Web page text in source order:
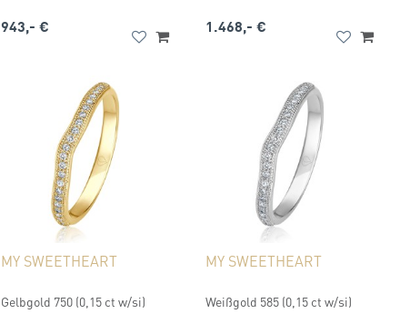
943,- € 1.468,- €
MY SWEETHEART
Gelbgold 750 (0,15 ct w/si)
MY SWEETHEART
Weißgold 585 (0,15 ct w/si)